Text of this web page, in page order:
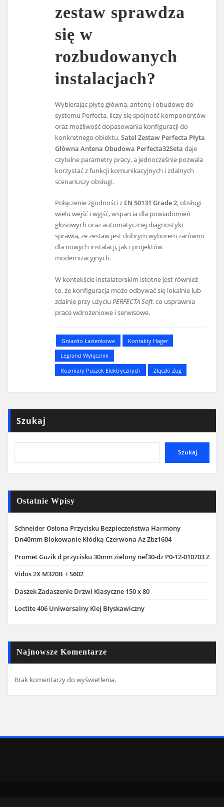
zestaw sprawdza
się w
rozbudowanych
instalacjach?
Wybierając płytę główną, antenę i obudowę do
systemu Perfecta, liczy się spójność komponentów
oraz możliwość dopasowania konfiguracji do
konkretnego obiektu.Satel Zestaw Perfecta Płyta
Główna Antena Obudowa Perfecta32Seta daje
czytelne parametry pracy, a jednocześnie pozwala
korzystać z funkcji komunikacyjnych i zdalnych
scenariuszy obsługi.
Połączenie zgodności z EN 50131 Grade 2, obsługi
wielu wejść i wyjść, wsparcia dla powiadomień
głosowych oraz automatycznej diagnostyki
sprawia, że zestaw jest dobrym wyborem zarówno
dla nowych instalacji, jak i projektów
modernizacyjnych.
W kontekście instalatorskim istotne jest również
to, że konfiguracja może odbywać się lokalnie lub
zdalnie przy użyciuPERFECTA Soft, co usprawnia
prace wdrożeniowe i serwisowe.
Gniazdo Łazienkowe
Kontakty Hager
Legrand Wyłącznik
Rozmiary Puszek Elektrycznych
Złączki Zug
Szukaj
Szukaj
Ostatnie Wpisy
Schneider Osłona Przycisku Bezpieczeństwa Harmony
Dn40mm Blokowanie Kłódką Czerwona Az Zbz1604
Promet Guzik d przycisku 30mm zielony nef30-dz P0-12-010703 Z
Vidos 2X M320B + S602
Daszek Zadaszenie Drzwi Klasyczne 150 x 80
Loctite 406 Uniwersalny Klej Błyskawiczny
Najnowsze Komentarze
Brak komentarzy do wyświetlenia.